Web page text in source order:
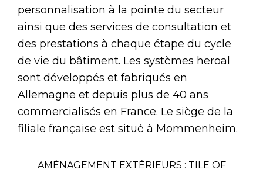
personnalisation à la pointe du secteur
ainsi que des services de consultation et
des prestations à chaque étape du cycle
de vie du bâtiment. Les systèmes heroal
sont développés et fabriqués en
Allemagne et depuis plus de 40 ans
commercialisés en France. Le siège de la
filiale française est situé à Mommenheim.
AMÉNAGEMENT EXTÉRIEURS : TILE OF